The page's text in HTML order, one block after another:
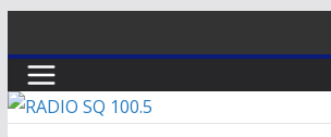
al
contenido